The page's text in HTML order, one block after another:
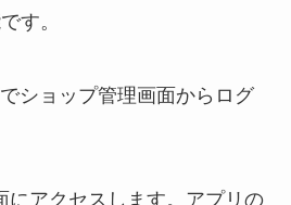
す。
ショップ管理画面からログ
にアクセスします。アプリの